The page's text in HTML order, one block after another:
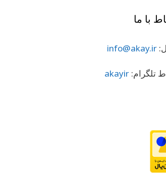
با ما
info@akay.ir
تلگرام: akayir